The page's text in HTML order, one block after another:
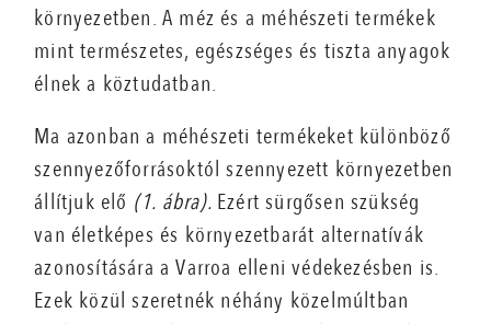
környezetben. A méz és a méhészeti termékek
mint természetes, egészséges és tiszta anyagok
élnek a köztudatban.
Ma azonban a méhészeti termékeket különböző
szennyezőforrásoktól szennyezett környezetben
állítjuk elő (1. ábra). Ezért sürgősen szükség
van életképes és környezetbarát alternatívák
azonosítására a Varroa elleni védekezésben is.
Ezek közül szeretnék néhány közelmúltban